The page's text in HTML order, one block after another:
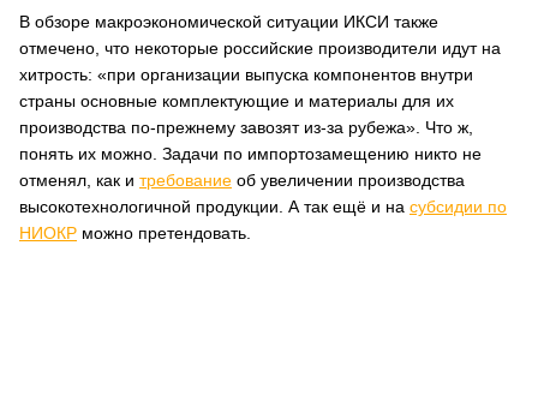
В обзоре макроэкономической ситуации ИКСИ также
отмечено, что некоторые российские производители идут на
хитрость: «при организации выпуска компонентов внутри
страны основные комплектующие и материалы для их
производства по-прежнему завозят из-за рубежа». Что ж,
понять их можно. Задачи по импортозамещению никто не
отменял, как и требование об увеличении производства
высокотехнологичной продукции. А так ещё и на субсидии по
НИОКР можно претендовать.